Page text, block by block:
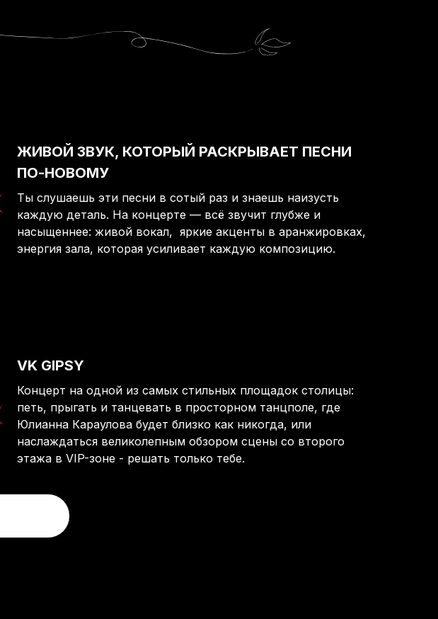
ЖИВОЙ ЗВУК, КОТОРЫЙ РАСКРЫВАЕТ ПЕСНИ
ПО-НОВОМУ
Ты слушаешь эти песни в сотый раз и знаешь наизусть
каждую деталь. На концерте — всё звучит глубже и
насыщеннее: живой вокал, яркие акценты в аранжировках,
энергия зала, которая усиливает каждую композицию.
VK GIPSY
Концерт на одной из самых стильных площадок столицы:
петь, прыгать и танцевать в просторном танцполе, где
Юлианна Караулова будет близко как никогда, или
наслаждаться великолепным обзором сцены со второго
этажа в VIP-зоне - решать только тебе.